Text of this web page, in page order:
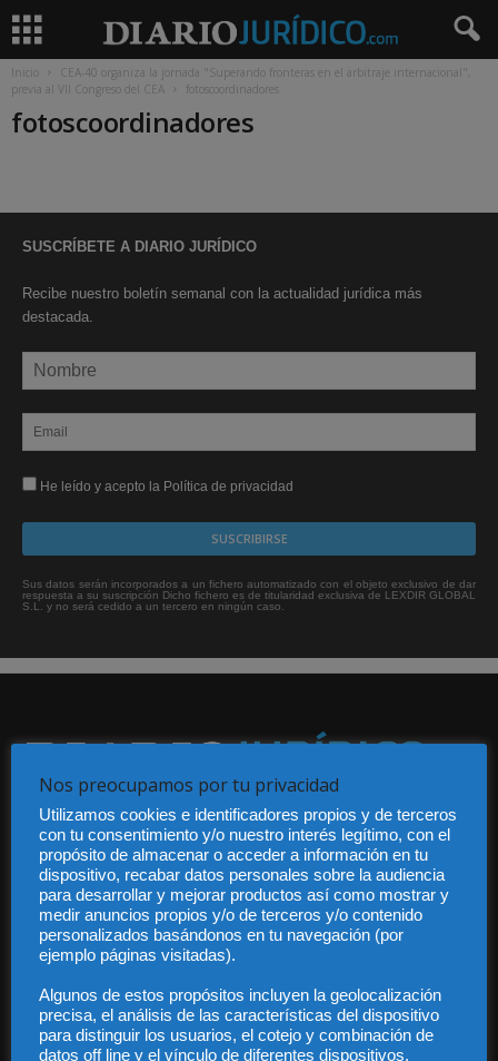
Inicio
CEA-40 organiza la jornada "Superando fronteras en el arbitraje internacional",
previa al VII Congreso del CEA
fotoscoordinadores
fotoscoordinadores
SUSCRÍBETE A DIARIO JURÍDICO
Recibe nuestro boletín semanal con la actualidad jurídica más
destacada.
He leído y acepto la Política de privacidad
Sus datos serán incorporados a un fichero automatizado con el objeto exclusivo de dar
respuesta a su suscripción Dicho fichero es de titularidad exclusiva de LEXDIR GLOBAL
S.L. y no será cedido a un tercero en ningún caso.
Audiencia y Publicidad
Quiénes somos
Legal
Privacidad
Contacto
Guía Colaboradores
Contáctanos: info@diariojuridico.com
Nos preocupamos por tu privacidad
Utilizamos cookies e identificadores propios y de terceros
con tu consentimiento y/o nuestro interés legítimo, con el
propósito de almacenar o acceder a información en tu
dispositivo, recabar datos personales sobre la audiencia
para desarrollar y mejorar productos así como mostrar y
medir anuncios propios y/o de terceros y/o contenido
personalizados basándonos en tu navegación (por
ejemplo páginas visitadas).
Algunos de estos propósitos incluyen la geolocalización
precisa, el análisis de las características del dispositivo
para distinguir los usuarios, el cotejo y combinación de
datos off line y el vínculo de diferentes dispositivos.